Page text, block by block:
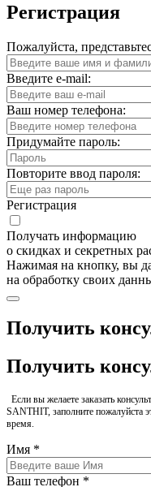
Регистрация
Пожалуйста,
Введите e-mail:
Ваш номер телефона:
Придумайте пароль:
Повторите ввод пароля:
Регистрация
Получать информацию
о скидках и секретных
Нажимая на кнопку, вы
на обработку своих
Получить
Получить
Если вы желаете заказать
SANTHIT, заполните
время.
Имя *
Ваш телефон *